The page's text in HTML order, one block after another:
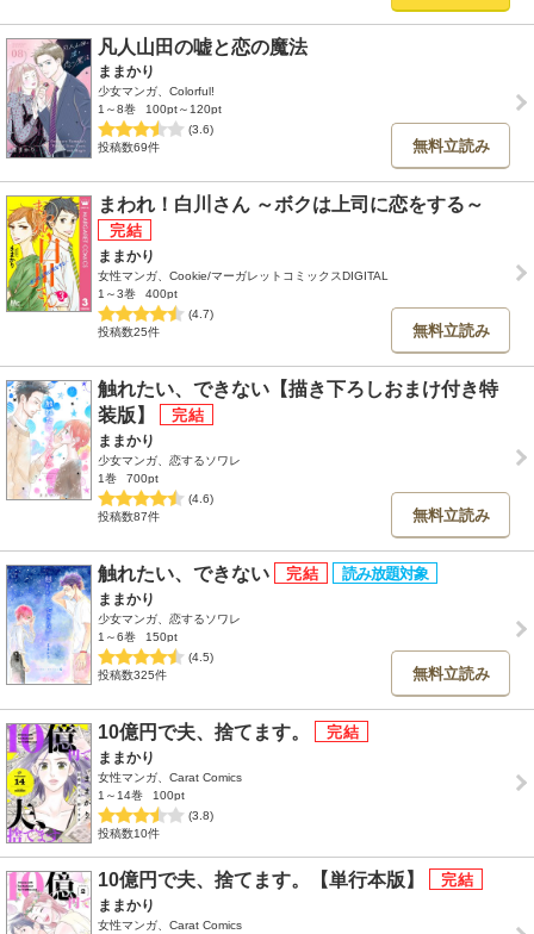
凡人山田の嘘と恋の魔法
ままかり
少女マンガ、Colorful!
1～8巻
100pt～120pt
(3.6)
投稿数69件
無料立読み
まわれ！白川さん ～ボクは上司に恋をする～
ままかり
女性マンガ、Cookie/マーガレットコミックスDIGITAL
1～3巻
400pt
(4.7)
投稿数25件
無料立読み
触れたい、できない【描き下ろしおまけ付き特
装版】
ままかり
少女マンガ、恋するソワレ
1巻
700pt
(4.6)
投稿数87件
無料立読み
触れたい、できない
ままかり
少女マンガ、恋するソワレ
1～6巻
150pt
(4.5)
投稿数325件
無料立読み
10億円で夫、捨てます。
ままかり
女性マンガ、Carat Comics
1～14巻
100pt
(3.8)
投稿数10件
10億円で夫、捨てます。【単行本版】
ままかり
女性マンガ、Carat Comics